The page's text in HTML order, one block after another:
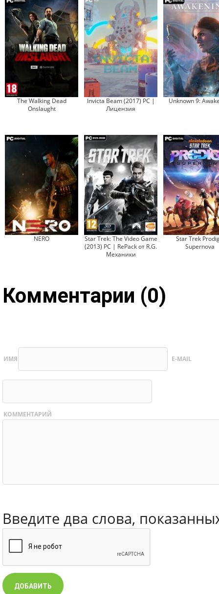
The Walking Dead
Onslaught
Invicta Beam (2017) PC |
Лицензия
Unknown 9:
NERO
Star Trek: The Video Game
(2013) PC | RePack от R.G.
Механики
Star Trek
Supernova
Комментарии (0)
ИМЯ E-MAIL
КОММЕНТАРИЙ
Введите два слова,